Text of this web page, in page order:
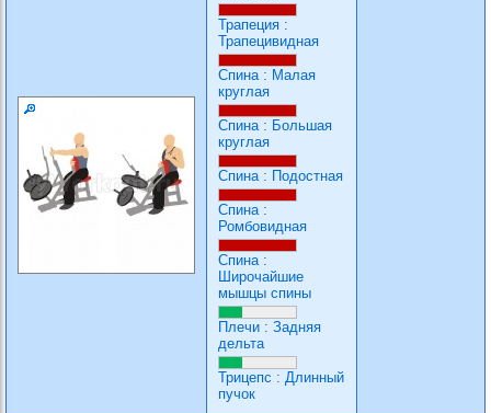
Трапеция :
Трапецивидная
Спина: Малая
круглая
Спина: Большая
круглая
Спина: Подостная
Спина:
Ромбовидная
Спина:
Широчайшие
мышцы спины
Плечи : Задняя
дельта
Трицепс : Длинный
пучок